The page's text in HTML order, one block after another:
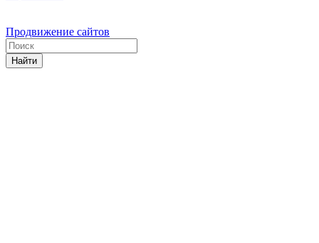
Продвижение сайтов
Найти